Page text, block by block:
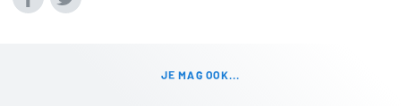
JE MAG OOK...